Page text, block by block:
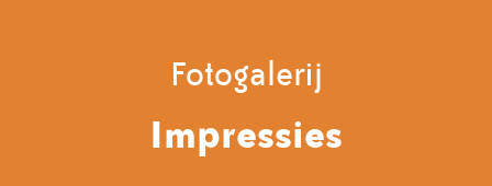
Fotogalerij
Impressies